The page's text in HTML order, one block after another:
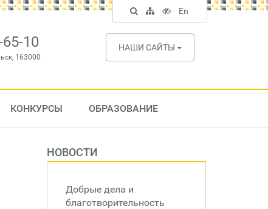
10
163000
НАШИ САЙТЫ
КОНКУРСЫ ОБРАЗОВАНИЕ
НОВОСТИ
Добрые дела и
благотворительность
Поиск
по
сайту
Карта
сайта
Версия
для
слабовидящих
En
English